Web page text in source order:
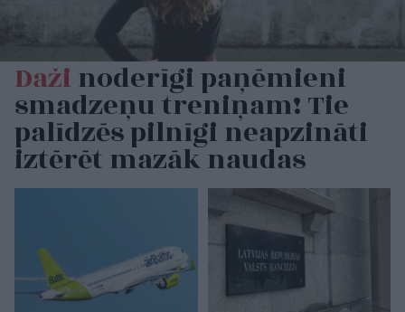
Dažinoderīgi paņēmieni
smadzeņu treniņam! Tie
palīdzēs pilnīgi neapzināti
iztērēt mazāk naudas